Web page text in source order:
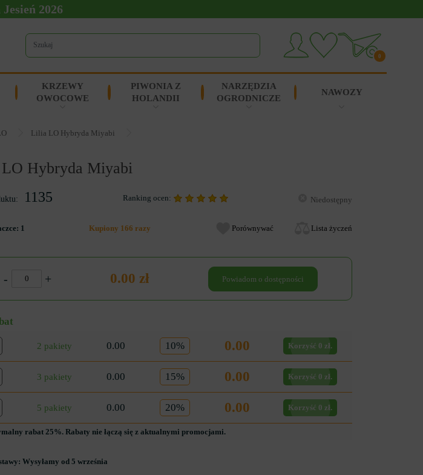
Jesień 2026
0
KRZEWY
OWOCOWE
PIWONIA Z
HOLANDII
NARZĘDZIA
OGRODNICZE
NAWOZY
Lilia LO Hybryda Miyabi
Hybryda Miyabi
1135 Ranking ocen: Niedostępny
1 Kupiony 166 razy Porównywać Lista życzeń
- + 0.00 zł Powiadom o dostępności
2 pakiety 0.00 10% 0.00 Korzyść 0 zł.
3 pakiety 0.00 15% 0.00 Korzyść 0 zł.
5 pakiety 0.00 20% 0.00 Korzyść 0 zł.
rabat 25%. Rabaty nie łączą się z aktualnymi promocjami.
Wysyłamy od 5 września